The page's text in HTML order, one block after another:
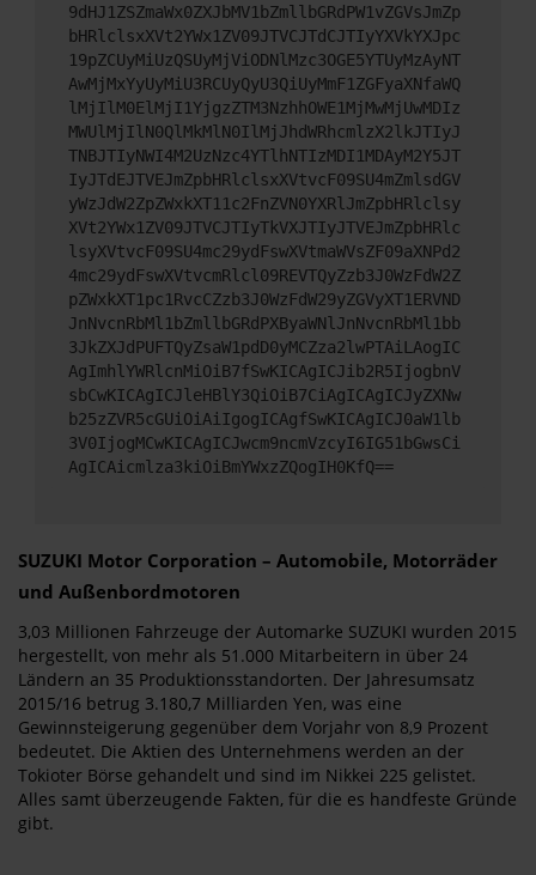
9dHJ1ZSZmaWx0ZXJbMV1bZmllbGRdPW1vZGVsJmZp
bHRlclsxXVt2YWx1ZV09JTVCJTdCJTIyYXVkYXJpc
19pZCUyMiUzQSUyMjViODNlMzc3OGE5YTUyMzAyNT
AwMjMxYyUyMiU3RCUyQyU3QiUyMmF1ZGFyaXNfaWQ
lMjIlM0ElMjI1YjgzZTM3NzhhOWE1MjMwMjUwMDIz
MWUlMjIlN0QlMkMlN0IlMjJhdWRhcmlzX2lkJTIyJ
TNBJTIyNWI4M2UzNzc4YTlhNTIzMDI1MDAyM2Y5JT
IyJTdEJTVEJmZpbHRlclsxXVtvcF09SU4mZmlsdGV
yWzJdW2ZpZWxkXT11c2FnZVN0YXRlJmZpbHRlclsy
XVt2YWx1ZV09JTVCJTIyTkVXJTIyJTVEJmZpbHRlc
lsyXVtvcF09SU4mc29ydFswXVtmaWVsZF09aXNPd2
4mc29ydFswXVtvcmRlcl09REVTQyZzb3J0WzFdW2Z
pZWxkXT1pc1RvcCZzb3J0WzFdW29yZGVyXT1ERVND
JnNvcnRbMl1bZmllbGRdPXByaWNlJnNvcnRbMl1bb
3JkZXJdPUFTQyZsaW1pdD0yMCZza2lwPTAiLAogIC
AgImhlYWRlcnMiOiB7fSwKICAgICJib2R5IjogbnV
sbCwKICAgICJleHBlY3QiOiB7CiAgICAgICJyZXNw
b25zZVR5cGUiOiAiIgogICAgfSwKICAgICJ0aW1lb
3V0IjogMCwKICAgICJwcm9ncmVzcyI6IG51bGwsCi
AgICAicmlza3kiOiBmYWxzZQogIH0KfQ==
SUZUKI Motor Corporation – Automobile, Motorräder
und Außenbordmotoren
3,03 Millionen Fahrzeuge der Automarke SUZUKI wurden 2015
hergestellt, von mehr als 51.000 Mitarbeitern in über 24
Ländern an 35 Produktionsstandorten. Der Jahresumsatz
2015/16 betrug 3.180,7 Milliarden Yen, was eine
Gewinnsteigerung gegenüber dem Vorjahr von 8,9 Prozent
bedeutet. Die Aktien des Unternehmens werden an der
Tokioter Börse gehandelt und sind im Nikkei 225 gelistet.
Alles samt überzeugende Fakten, für die es handfeste Gründe
gibt.